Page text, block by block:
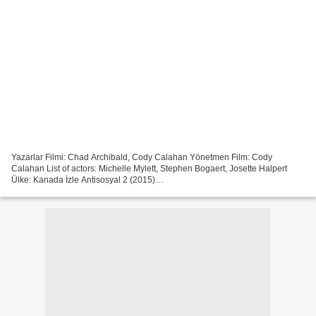
Yazarlar Filmi: Chad Archibald, Cody Calahan Yönetmen Film: Cody
Calahan List of actors: Michelle Mylett, Stephen Bogaert, Josette Halpert
Ülke: Kanada İzle Antisosyal 2 (2015)
Korku Çıkış...